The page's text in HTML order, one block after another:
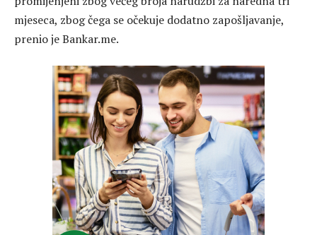
mjeseca, zbog čega se očekuje dodatno zapošljavanje,
prenio je Bankar.me.